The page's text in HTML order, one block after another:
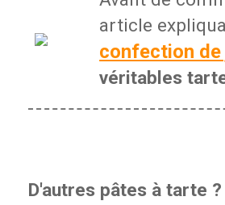
article
confection
véritables
D'autres pâtes à tarte ?